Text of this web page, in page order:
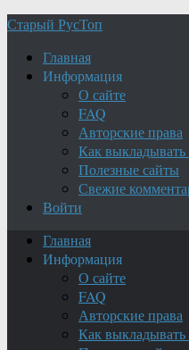
Старый РусТоп
Главная
Информация
О сайте
FAQ
Авторские права
Как выкладывать
Полезные сайты
Свежие
Войти
Главная
Информация
О сайте
FAQ
Авторские права
Как выкладывать